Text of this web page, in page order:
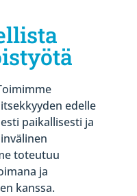
edelle
paikallisesti ja
toteutuu
ja
kanssa.